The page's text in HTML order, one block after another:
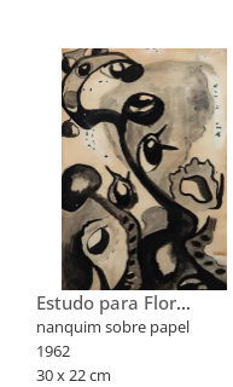
Estudo para Flor
Fantástica XXX
nanquim sobre papel
1962
30 x 22 cm